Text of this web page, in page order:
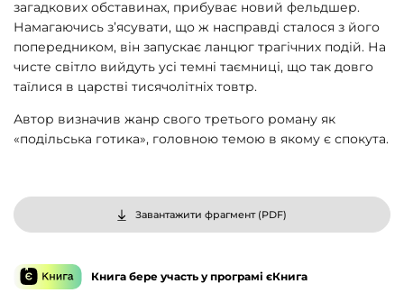
загадкових обставинах, прибуває новий фельдшер.
Намагаючись з’ясувати, що ж насправді сталося з його
попередником, він запускає ланцюг трагічних подій. На
чисте світло вийдуть усі темні таємниці, що так довго
таїлися в царстві тисячолітніх товтр.
Автор визначив жанр свого третього роману як
«подільська готика», головною темою в якому є спокута.
Завантажити фрагмент (PDF)
Книга бере участь у програмі єКнига